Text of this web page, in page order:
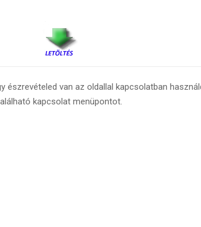
észrevételed van az oldallal kapcsolatban
kapcsolat menüpontot.